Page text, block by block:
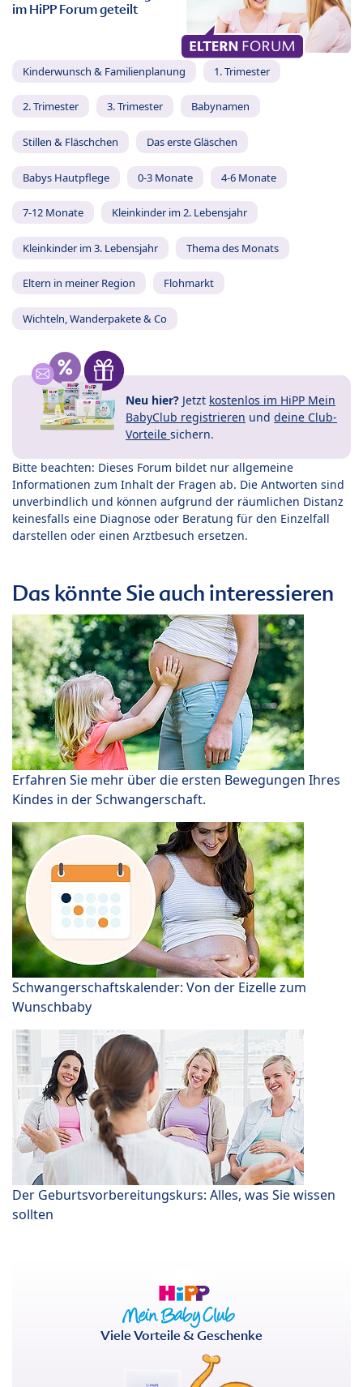
im HiPP Forum geteilt
Kinderwunsch & Familienplanung 1. Trimester
2. Trimester 3. Trimester Babynamen
Stillen & Fläschchen Das erste Gläschen
Babys Hautpflege 0-3 Monate 4-6 Monate
7-12 Monate Kleinkinder im 2. Lebensjahr
Kleinkinder im 3. Lebensjahr Thema des Monats
Eltern in meiner Region Flohmarkt
Wichteln, Wanderpakete & Co
Neu hier? Jetzt kostenlos im HiPP Mein
BabyClub registrieren und deine Club-
Vorteile sichern.
Bitte beachten: Dieses Forum bildet nur allgemeine
Informationen zum Inhalt der Fragen ab. Die Antworten sind
unverbindlich und können aufgrund der räumlichen Distanz
keinesfalls eine Diagnose oder Beratung für den Einzelfall
darstellen oder einen Arztbesuch ersetzen.
Das könnte Sie auch interessieren
Erfahren Sie mehr über die ersten Bewegungen Ihres
Kindes in der Schwangerschaft.
Schwangerschaftskalender: Von der Eizelle zum
Wunschbaby
Der Geburtsvorbereitungskurs: Alles, was Sie wissen
sollten
Viele Vorteile & Geschenke